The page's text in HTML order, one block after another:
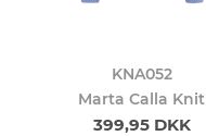
KNA052
Marta Calla Knit
399,95 DKK